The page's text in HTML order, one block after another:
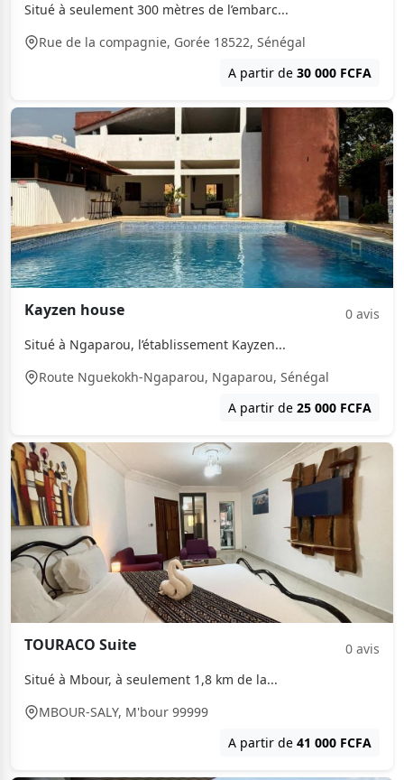
Situé à seulement 300 mètres de l’embarc...
Rue de la compagnie, Gorée 18522, Sénégal
A partir de
30 000 FCFA
Kayzen house
0 avis
Situé à Ngaparou, l’établissement Kayzen...
Route Nguekokh-Ngaparou, Ngaparou, Sénégal
A partir de
25 000 FCFA
TOURACO Suite
0 avis
Situé à Mbour, à seulement 1,8 km de la...
MBOUR-SALY, M'bour 99999
A partir de
41 000 FCFA